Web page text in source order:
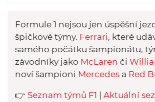
Formule 1 nejsou jen úspěšní
špičkové týmy. Ferrari, které
samého počátku šampionátu,
závodníky jako McLaren či
noví šampioni Mercedes a Red
👉 Seznam týmů F1 Aktuální